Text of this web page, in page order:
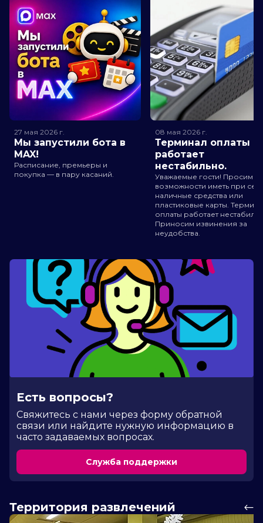
27 мая 2026 г.
Мы запустили бота в
MAX!
Расписание, премьеры и
покупка — в пару касаний.
08 мая 2026 г.
Терминал оплаты
работает
нестабильно.
Уважаемые гости! Просим
возможности иметь при
наличные средства или
пластиковые карты.
оплаты работает
Приносим извинения за
неудобства.
Есть вопросы?
Cвяжитесь с нами через форму обратной
связи или найдите нужную информацию в
часто задаваемых вопросах.
Служба поддержки
Территория развлечений